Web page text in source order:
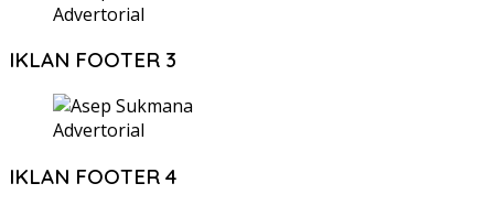
Advertorial
IKLAN FOOTER 3
Advertorial
IKLAN FOOTER 4